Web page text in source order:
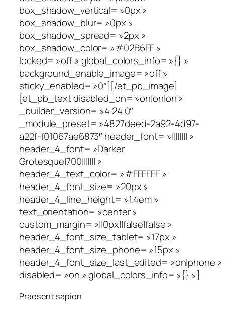
box_shadow_vertical= »0px »
box_shadow_blur= »0px »
box_shadow_spread= »2px »
box_shadow_color= »#02B6EF »
locked= »off » global_colors_info= »{} »
background_enable_image= »off »
sticky_enabled= »0″][/et_pb_image]
[et_pb_text disabled_on= »on|on|on »
_builder_version= »4.24.0″
_module_preset= »4827deed-2a92-4d97-
a22f-f01067ae6873″ header_font= »|||||||| »
header_4_font= »Darker
Grotesque|700||||||| »
header_4_text_color= »#FFFFFF »
header_4_font_size= »20px »
header_4_line_height= »1.4em »
text_orientation= »center »
custom_margin= »||0px||false|false »
header_4_font_size_tablet= »17px »
header_4_font_size_phone= »15px »
header_4_font_size_last_edited= »on|phone »
disabled= »on » global_colors_info= »{} »]
Praesent sapien